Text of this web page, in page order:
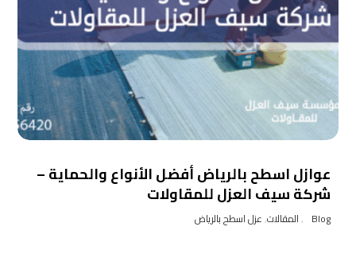
عوازل اسطح بالرياض أفضل الأنواع والحماية –
شركة سيف العزل للمقاولات
Blog
,المقالات,عزل اسطح بالرياض